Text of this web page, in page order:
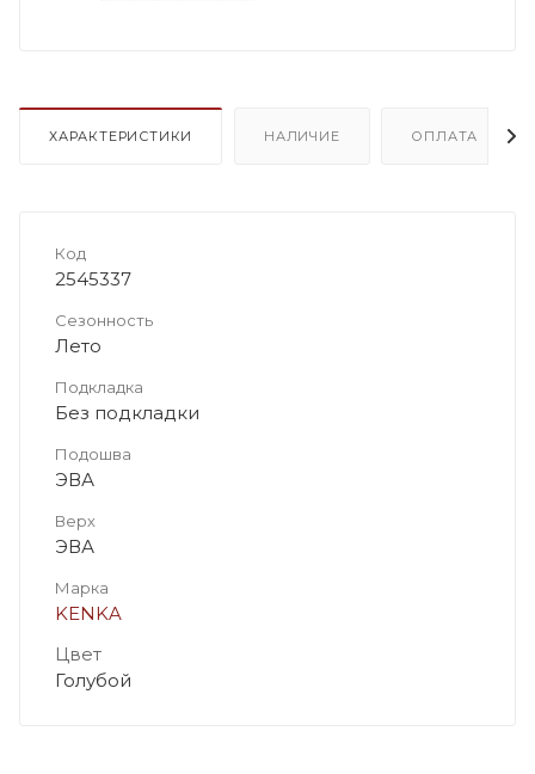
ХАРАКТЕРИСТИКИ НАЛИЧИЕ ОПЛАТА
Код
2545337
Сезонность
Лето
Подкладка
Без подкладки
Подошва
ЭВА
Верх
ЭВА
Марка
KENKA
Цвет
Голубой